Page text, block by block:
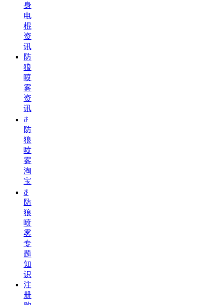
身
电
棍
资
讯
防
狼
喷
雾
资
讯
ꁕ
防
狼
喷
雾
淘
宝
ꁕ
防
狼
喷
雾
专
题
知
识
注
册